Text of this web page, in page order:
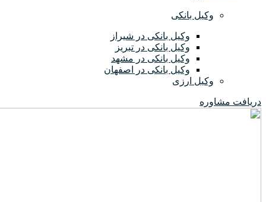
وکیل بانکی
وکیل بانکی در شیراز
وکیل بانکی در تبریز
وکیل بانکی در مشهد
وکیل بانکی در اصفهان
وکیل ارزی
دریافت مشاوره